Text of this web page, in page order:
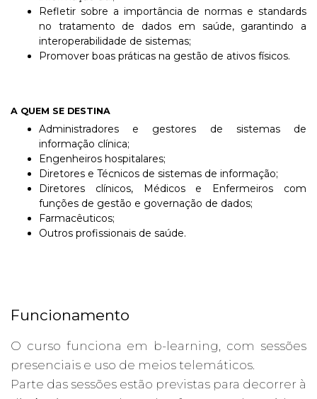
Refletir sobre a importância de normas e standards
no tratamento de dados em saúde, garantindo a
interoperabilidade de sistemas;
Promover boas práticas na gestão de ativos físicos.
A QUEM SE DESTINA
Administradores e gestores de sistemas de
informação clínica;
Engenheiros hospitalares;
Diretores e Técnicos de sistemas de informação;
Diretores clínicos, Médicos e Enfermeiros com
funções de gestão e governação de dados;
Farmacêuticos;
Outros profissionais de saúde.
Funcionamento
O curso funciona em b-learning, com sessões
presenciais e uso de meios telemáticos.
Parte das sessões estão previstas para decorrer à